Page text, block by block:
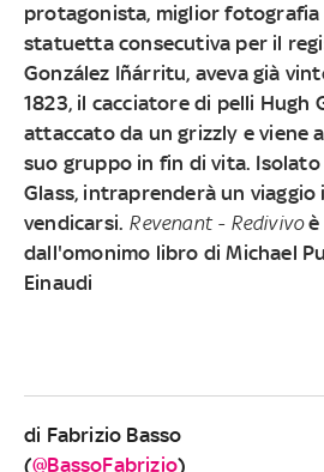
protagonista, miglior fotografia
statuetta consecutiva per il
González Iñárritu, aveva già
1823, il cacciatore di pelli Hugh
attaccato da un grizzly e viene
suo gruppo in fin di vita.
Glass, intraprenderà un
vendicarsi. Revenant - Redivivoè
dall'omonimo libro di Michael
Einaudi
di Fabrizio Basso
(@BassoFabrizio)